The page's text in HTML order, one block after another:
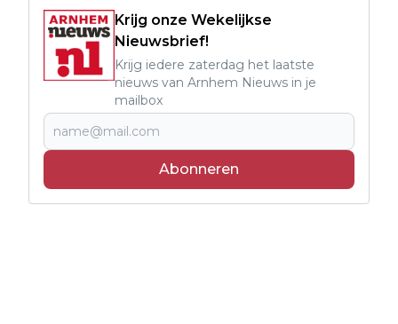
Krijg onze Wekelijkse
Nieuwsbrief!
Krijg iedere zaterdag het laatste
nieuws van Arnhem Nieuws in je
mailbox
Abonneren